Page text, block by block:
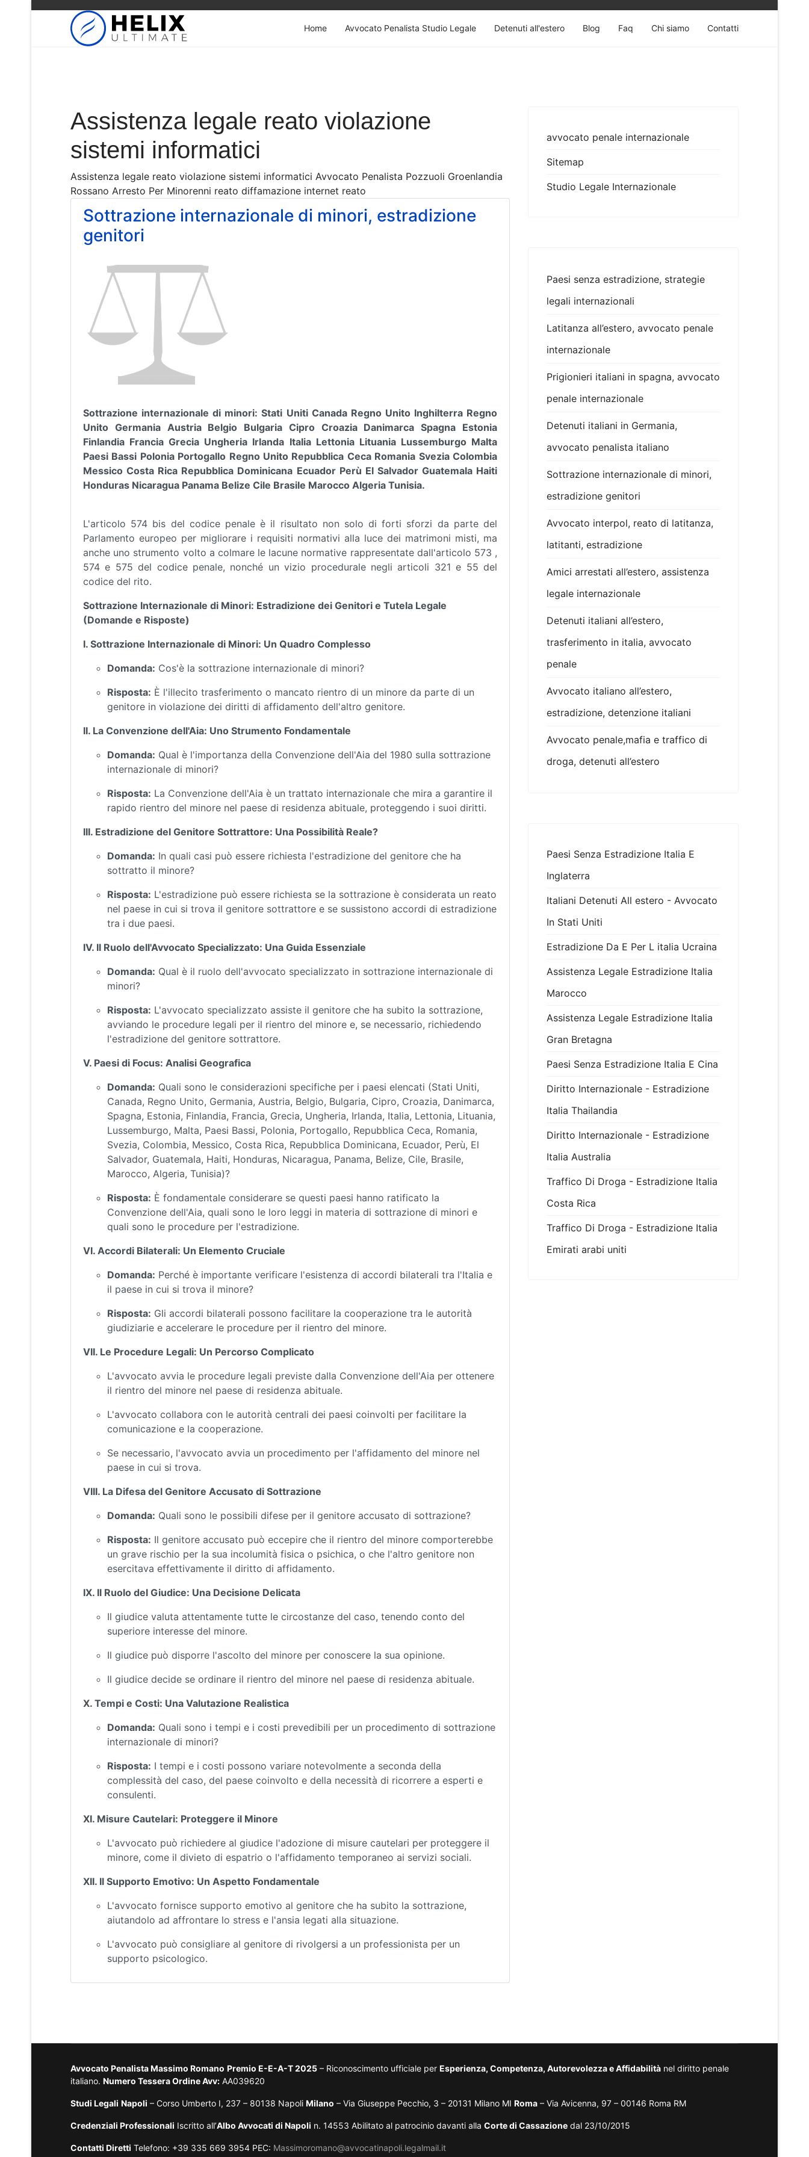
Home Avvocato Penalista Studio Legale Detenuti all'estero Blog Faq Chi siamo Contatti
Assistenza legale reato violazione
sistemi informatici
Assistenza legale reato violazione sistemi informatici Avvocato Penalista Pozzuoli Groenlandia
Rossano Arresto Per Minorenni reato diffamazione internet reato
Sottrazione internazionale di minori, estradizione
genitori
Sottrazione internazionale di minori: Stati Uniti Canada Regno Unito Inghilterra Regno
Unito Germania Austria Belgio Bulgaria Cipro Croazia Danimarca Spagna Estonia
Finlandia Francia Grecia Ungheria Irlanda Italia Lettonia Lituania Lussemburgo Malta
Paesi Bassi Polonia Portogallo Regno Unito Repubblica Ceca Romania Svezia Colombia
Messico Costa Rica Repubblica Dominicana Ecuador Perù El Salvador Guatemala Haiti
Honduras Nicaragua Panama Belize Cile Brasile Marocco Algeria Tunisia.
L'articolo 574 bis del codice penale è il risultato non solo di forti sforzi da parte del
Parlamento europeo per migliorare i requisiti normativi alla luce dei matrimoni misti, ma
anche uno strumento volto a colmare le lacune normative rappresentate dall'articolo 573 ,
574 e 575 del codice penale, nonché un vizio procedurale negli articoli 321 e 55 del
codice del rito.
Sottrazione Internazionale di Minori: Estradizione dei Genitori e Tutela Legale
(Domande e Risposte)
I. Sottrazione Internazionale di Minori: Un Quadro Complesso
Domanda: Cos'è la sottrazione internazionale di minori?
Risposta: È l'illecito trasferimento o mancato rientro di un minore da parte di un
genitore in violazione dei diritti di affidamento dell'altro genitore.
II. La Convenzione dell'Aia: Uno Strumento Fondamentale
Domanda: Qual è l'importanza della Convenzione dell'Aia del 1980 sulla sottrazione
internazionale di minori?
Risposta: La Convenzione dell'Aia è un trattato internazionale che mira a garantire il
rapido rientro del minore nel paese di residenza abituale, proteggendo i suoi diritti.
III. Estradizione del Genitore Sottrattore: Una Possibilità Reale?
Domanda: In quali casi può essere richiesta l'estradizione del genitore che ha
sottratto il minore?
Risposta: L'estradizione può essere richiesta se la sottrazione è considerata un reato
nel paese in cui si trova il genitore sottrattore e se sussistono accordi di estradizione
tra i due paesi.
IV. Il Ruolo dell'Avvocato Specializzato: Una Guida Essenziale
Domanda: Qual è il ruolo dell'avvocato specializzato in sottrazione internazionale di
minori?
Risposta: L'avvocato specializzato assiste il genitore che ha subito la sottrazione,
avviando le procedure legali per il rientro del minore e, se necessario, richiedendo
l'estradizione del genitore sottrattore.
V. Paesi di Focus: Analisi Geografica
Domanda: Quali sono le considerazioni specifiche per i paesi elencati (Stati Uniti,
Canada, Regno Unito, Germania, Austria, Belgio, Bulgaria, Cipro, Croazia, Danimarca,
Spagna, Estonia, Finlandia, Francia, Grecia, Ungheria, Irlanda, Italia, Lettonia, Lituania,
Lussemburgo, Malta, Paesi Bassi, Polonia, Portogallo, Repubblica Ceca, Romania,
Svezia, Colombia, Messico, Costa Rica, Repubblica Dominicana, Ecuador, Perù, El
Salvador, Guatemala, Haiti, Honduras, Nicaragua, Panama, Belize, Cile, Brasile,
Marocco, Algeria, Tunisia)?
Risposta: È fondamentale considerare se questi paesi hanno ratificato la
Convenzione dell'Aia, quali sono le loro leggi in materia di sottrazione di minori e
quali sono le procedure per l'estradizione.
VI. Accordi Bilaterali: Un Elemento Cruciale
Domanda: Perché è importante verificare l'esistenza di accordi bilaterali tra l'Italia e
il paese in cui si trova il minore?
Risposta: Gli accordi bilaterali possono facilitare la cooperazione tra le autorità
giudiziarie e accelerare le procedure per il rientro del minore.
VII. Le Procedure Legali: Un Percorso Complicato
L'avvocato avvia le procedure legali previste dalla Convenzione dell'Aia per ottenere
il rientro del minore nel paese di residenza abituale.
L'avvocato collabora con le autorità centrali dei paesi coinvolti per facilitare la
comunicazione e la cooperazione.
Se necessario, l'avvocato avvia un procedimento per l'affidamento del minore nel
paese in cui si trova.
VIII. La Difesa del Genitore Accusato di Sottrazione
Domanda: Quali sono le possibili difese per il genitore accusato di sottrazione?
Risposta: Il genitore accusato può eccepire che il rientro del minore comporterebbe
un grave rischio per la sua incolumità fisica o psichica, o che l'altro genitore non
esercitava effettivamente il diritto di affidamento.
IX. Il Ruolo del Giudice: Una Decisione Delicata
Il giudice valuta attentamente tutte le circostanze del caso, tenendo conto del
superiore interesse del minore.
Il giudice può disporre l'ascolto del minore per conoscere la sua opinione.
Il giudice decide se ordinare il rientro del minore nel paese di residenza abituale.
X. Tempi e Costi: Una Valutazione Realistica
Domanda: Quali sono i tempi e i costi prevedibili per un procedimento di sottrazione
internazionale di minori?
Risposta: I tempi e i costi possono variare notevolmente a seconda della
complessità del caso, del paese coinvolto e della necessità di ricorrere a esperti e
consulenti.
XI. Misure Cautelari: Proteggere il Minore
L'avvocato può richiedere al giudice l'adozione di misure cautelari per proteggere il
minore, come il divieto di espatrio o l'affidamento temporaneo ai servizi sociali.
XII. Il Supporto Emotivo: Un Aspetto Fondamentale
L'avvocato fornisce supporto emotivo al genitore che ha subito la sottrazione,
aiutandolo ad affrontare lo stress e l'ansia legati alla situazione.
L'avvocato può consigliare al genitore di rivolgersi a un professionista per un
supporto psicologico.
avvocato penale internazionale
Sitemap
Studio Legale Internazionale
Paesi senza estradizione, strategie
legali internazionali
Latitanza all’estero, avvocato penale
internazionale
Prigionieri italiani in spagna, avvocato
penale internazionale
Detenuti italiani in Germania,
avvocato penalista italiano
Sottrazione internazionale di minori,
estradizione genitori
Avvocato interpol, reato di latitanza,
latitanti, estradizione
Amici arrestati all’estero, assistenza
legale internazionale
Detenuti italiani all’estero,
trasferimento in italia, avvocato
penale
Avvocato italiano all’estero,
estradizione, detenzione italiani
Avvocato penale,mafia e traffico di
droga, detenuti all’estero
Paesi Senza Estradizione Italia E
Inglaterra
Italiani Detenuti All estero - Avvocato
In Stati Uniti
Estradizione Da E Per L italia Ucraina
Assistenza Legale Estradizione Italia
Marocco
Assistenza Legale Estradizione Italia
Gran Bretagna
Paesi Senza Estradizione Italia E Cina
Diritto Internazionale - Estradizione
Italia Thailandia
Diritto Internazionale - Estradizione
Italia Australia
Traffico Di Droga - Estradizione Italia
Costa Rica
Traffico Di Droga - Estradizione Italia
Emirati arabi uniti
Avvocato Penalista Massimo Romano Premio E-E-A-T 2025 – Riconoscimento ufficiale per Esperienza, Competenza, Autorevolezza e Affidabilità nel diritto penale
italiano. Numero Tessera Ordine Avv: AA039620
Studi Legali Napoli – Corso Umberto I, 237 – 80138 Napoli Milano – Via Giuseppe Pecchio, 3 – 20131 Milano MI Roma – Via Avicenna, 97 – 00146 Roma RM
Credenziali Professionali Iscritto all’Albo Avvocati di Napoli n. 14553 Abilitato al patrocinio davanti alla Corte di Cassazione dal 23/10/2015
Contatti Diretti Telefono: +39 335 669 3954 PEC: Massimoromano@avvocatinapoli.legalmail.it